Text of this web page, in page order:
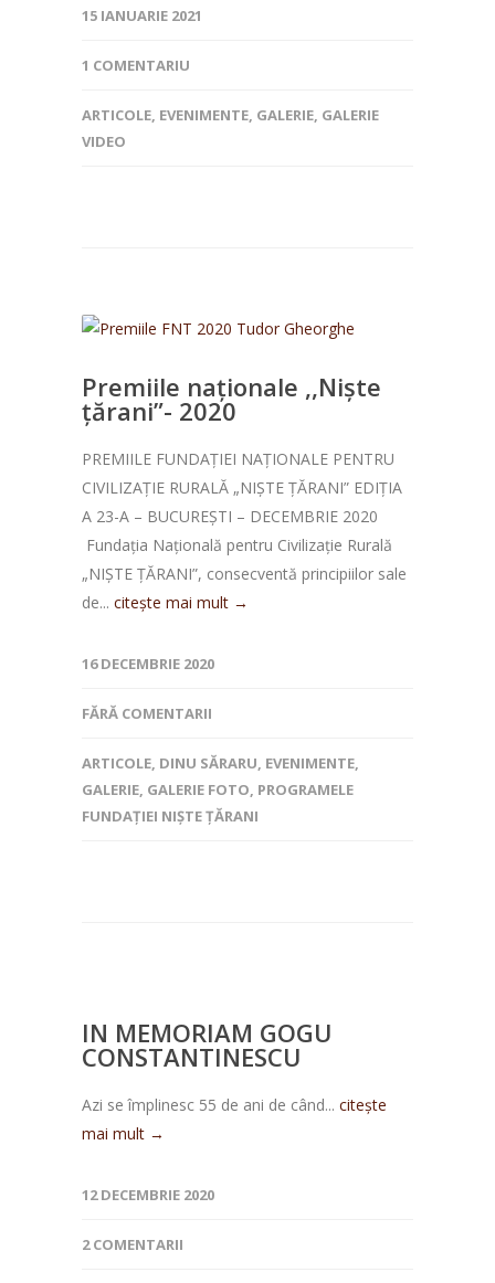
15 IANUARIE 2021
1 COMENTARIU
ARTICOLE, EVENIMENTE, GALERIE, GALERIE
VIDEO
Premiile naționale ,,Niște
țărani”- 2020
PREMIILE FUNDAȚIEI NAȚIONALE PENTRU
CIVILIZAȚIE RURALĂ „NIȘTE ȚĂRANI” EDIȚIA
A 23-A – BUCUREȘTI – DECEMBRIE 2020
Fundația Națională pentru Civilizație Rurală
„NIȘTE ȚĂRANI”, consecventă principiilor sale
de... citește mai mult →
16 DECEMBRIE 2020
FĂRĂ COMENTARII
ARTICOLE, DINU SĂRARU, EVENIMENTE,
GALERIE, GALERIE FOTO, PROGRAMELE
FUNDAȚIEI NIȘTE ȚĂRANI
IN MEMORIAM GOGU
CONSTANTINESCU
Azi se împlinesc 55 de ani de când... citește
mai mult →
12 DECEMBRIE 2020
2 COMENTARII